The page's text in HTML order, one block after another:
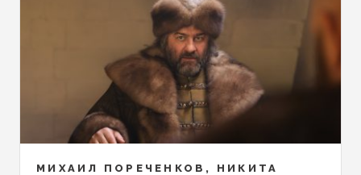
МИХАИЛ ПОРЕЧЕНКОВ, НИКИТА